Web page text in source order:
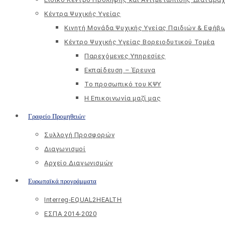
Κέντρα Ψυχικής Υγείας
Κινητή Μονάδα Ψυχικής Υγείας Παιδιών &
Kέντρο Ψυχικής Υγείας Βορειοδυτικού Τομέα
Παρεχόμενες Υπηρεσίες
Εκπαίδευση – Έρευνα
Το προσωπικό του ΚΨΥ
Η Επικοινωνία μαζί μας
Γραφείο Προμηθειών
Συλλογή Προσφορών
Διαγωνισμοί
Αρχείο Διαγωνισμών
Ευρωπαϊκά προγράμματα
Interreg-EQUAL2HEALTH
ΕΣΠΑ 2014-2020